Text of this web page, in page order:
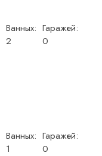
Ванных:
2
Гаражей:
0
Ванных:
1
Гаражей:
0